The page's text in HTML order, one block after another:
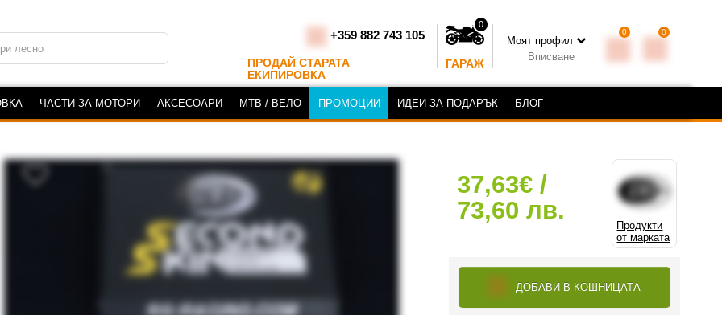
+359 882 743 105
ПРОДАЙ СТАРАТА
ЕКИПИРОВКА
0
ГАРАЖ
Моят профил
Вписване
0 0
ЧАСТИ ЗА МОТОРИ АКСЕСОАРИ MTB / ВЕЛО ПРОМОЦИИ ИДЕИ ЗА ПОДАРЪК БЛОГ
Продукти
от марката
37,63€ /
73,60 лв.
ДОБАВИ В КОШНИЦАТА